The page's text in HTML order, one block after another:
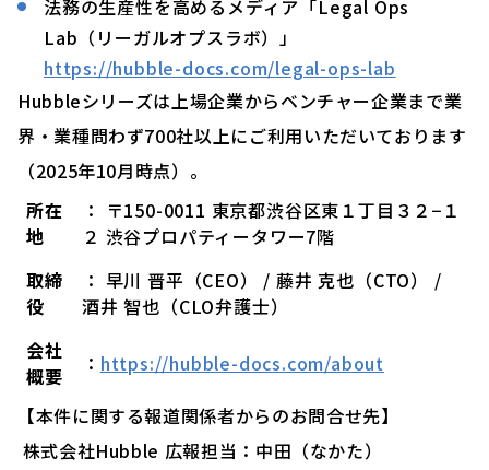
法務の生産性を高めるメディア「Legal Ops
Lab（リーガルオプスラボ）」
https://hubble-docs.com/legal-ops-lab
Hubbleシリーズは上場企業からベンチャー企業まで業
界・業種問わず700社以上にご利用いただいております
（2025年10月時点）。
所在
地
： 〒150-0011 東京都渋谷区東１丁目３２−１
２ 渋谷プロパティータワー7階
取締
役
： 早川 晋平（CEO） / 藤井 克也（CTO） /
酒井 智也（CLO弁護士）
会社
概要
： https://hubble-docs.com/about
【本件に関する報道関係者からのお問合せ先】
株式会社Hubble 広報担当：中田（なかた）